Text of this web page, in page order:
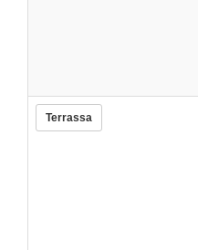
Terrassa